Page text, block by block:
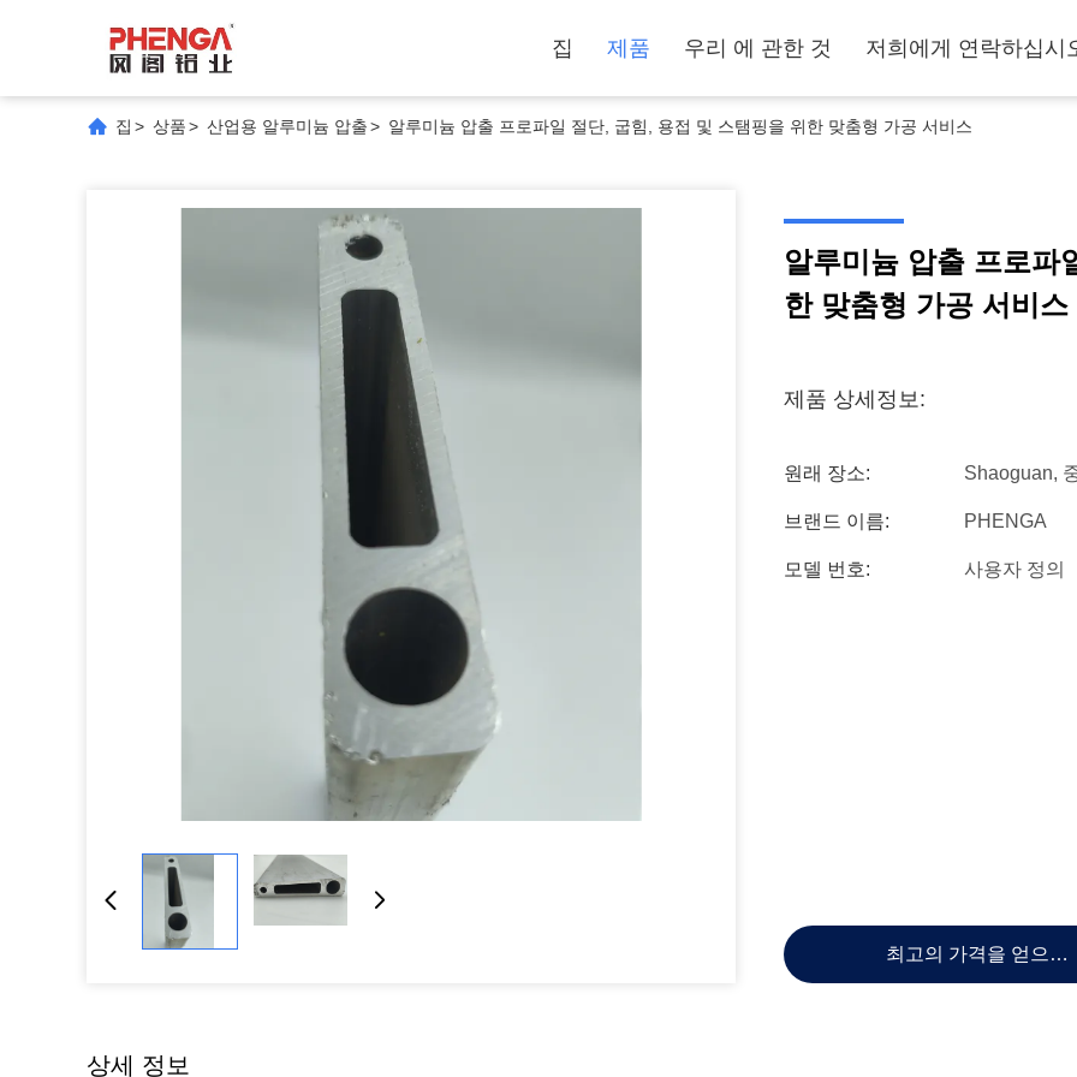
집 제품 우리 에 관한 것 저희에게 연락하십시
집 > 상품> 산업용 알루미늄 압출> 알루미늄 압출 프로파일 절단, 굽힘, 용접 및 스탬핑을 위한 맞춤형 가공 서비스
알루미늄 압출 프로파
한 맞춤형 가공 서비스
제품 상세정보:
원래 장소: Shaoguan,
브랜드 이름: PHENGA
모델 번호: 사용자 정의
최고의 가격을 얻으십
상세 정보